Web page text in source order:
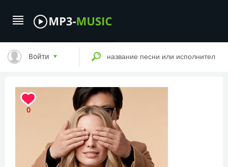
Войти
0